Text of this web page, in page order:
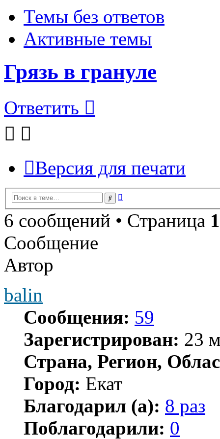
Темы без ответов
Активные темы
Грязь в грануле
Ответить
Версия для печати
Поиск
6 сообщений • Страница 1
Сообщение
Автор
balin
Сообщения: 59
Зарегистрирован: 23
Страна, Регион,
Город: Екат
Благодарил (а): 8 раз
Поблагодарили: 0